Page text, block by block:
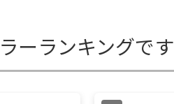
ーランキングです